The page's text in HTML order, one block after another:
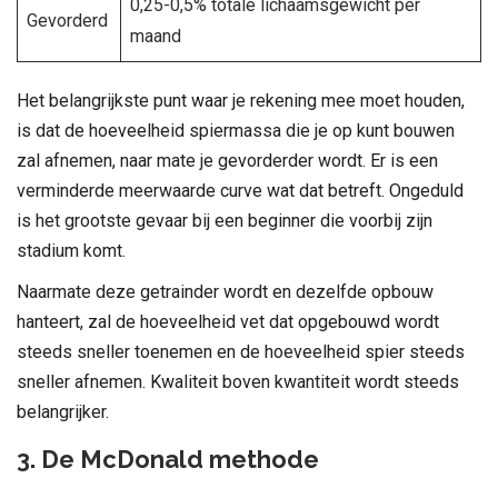
Gevorderd
0,25-0,5% totale lichaamsgewicht per
maand
Het belangrijkste punt waar je rekening mee moet houden,
is dat de hoeveelheid spiermassa die je op kunt bouwen
zal afnemen, naar mate je gevorderder wordt. Er is een
verminderde meerwaarde curve wat dat betreft. Ongeduld
is het grootste gevaar bij een beginner die voorbij zijn
stadium komt.
Naarmate deze getrainder wordt en dezelfde opbouw
hanteert, zal de hoeveelheid vet dat opgebouwd wordt
steeds sneller toenemen en de hoeveelheid spier steeds
sneller afnemen. Kwaliteit boven kwantiteit wordt steeds
belangrijker.
3. De McDonald methode